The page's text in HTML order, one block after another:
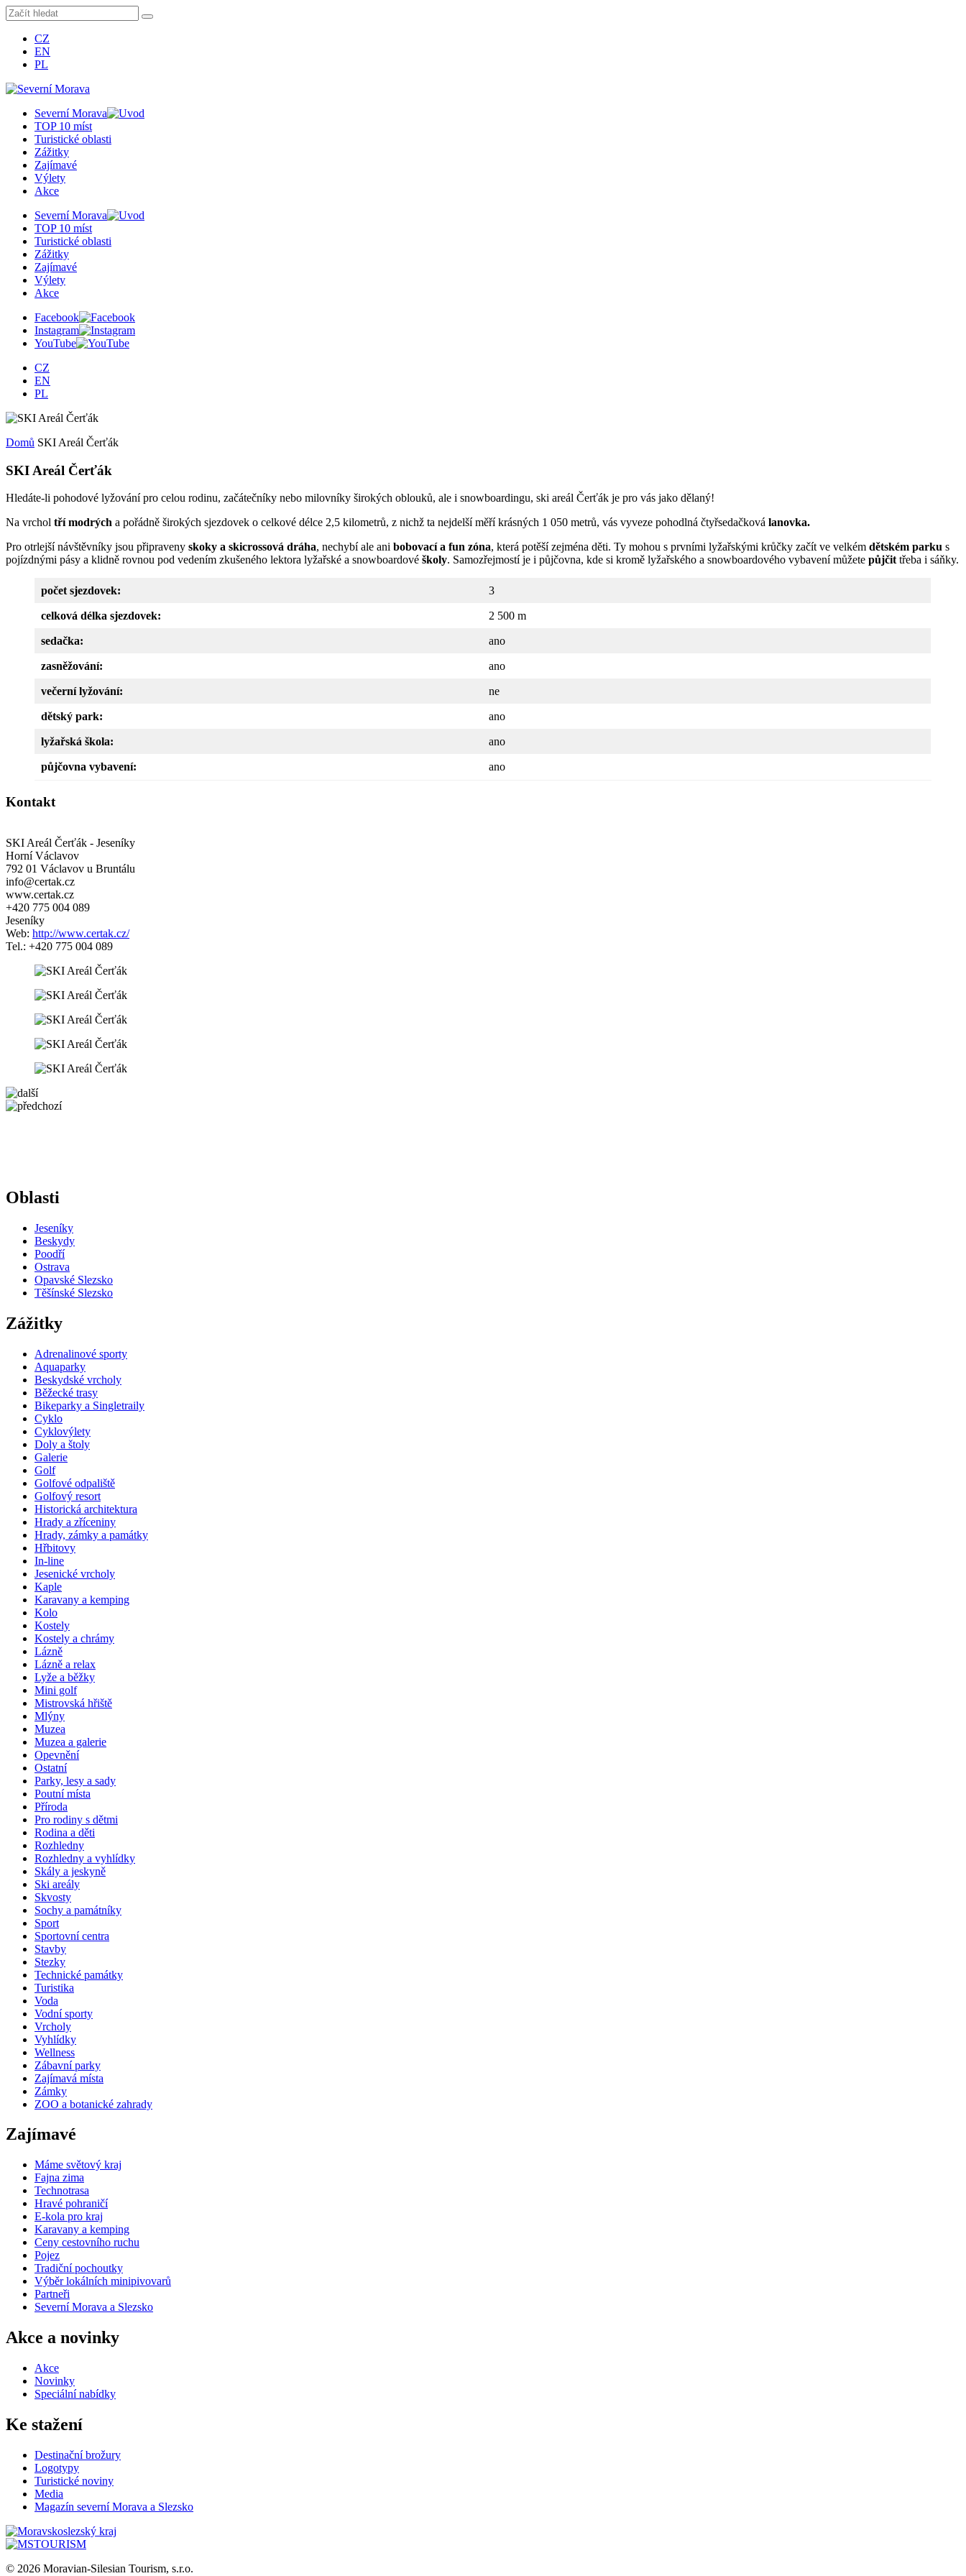
CZ
EN
PL
Severní Morava
TOP 10 míst
Turistické oblasti
Zážitky
Zajímavé
Výlety
Akce
Severní Morava
TOP 10 míst
Turistické oblasti
Zážitky
Zajímavé
Výlety
Akce
Facebook
Instagram
YouTube
CZ
EN
PL
Domů SKI Areál Čerťák
SKI Areál Čerťák
Hledáte-li pohodové lyžování pro celou rodinu, začátečníky nebo milovníky širokých oblouků, ale i snowboardingu, ski areál Čerťák je pro vás jako dělaný!
Na vrchol tří modrých a pořádně širokých sjezdovek o celkové délce 2,5 kilometrů, z nichž ta nejdelší měří krásných 1 050 metrů, vás vyveze pohodlná čtyřsedačková lanovka.
Pro otrlejší návštěvníky jsou připraveny skoky a skicrossová dráha, nechybí ale ani bobovací a fun zóna, která potěší zejména děti. Ty mohou s prvními lyžařskými krůčky začít ve velkém dětském parku s
pojízdnými pásy a klidně rovnou pod vedením zkušeného lektora lyžařské a snowboardové školy. Samozřejmostí je i půjčovna, kde si kromě lyžařského a snowboardového vybavení můžete půjčittřeba i sáňky.
počet sjezdovek: 3
celková délka sjezdovek: 2 500 m
sedačka: ano
zasněžování: ano
večerní lyžování: ne
dětský park: ano
lyžařská škola: ano
půjčovna vybavení: ano
Kontakt
SKI Areál Čerťák - Jeseníky
Horní Václavov
792 01 Václavov u Bruntálu
info@certak.cz
www.certak.cz
+420 775 004 089
Jeseníky
Web: http://www.certak.cz/
Tel.: +420 775 004 089
Oblasti
Jeseníky
Beskydy
Poodří
Ostrava
Opavské Slezsko
Těšínské Slezsko
Zážitky
Adrenalinové sporty
Aquaparky
Beskydské vrcholy
Běžecké trasy
Bikeparky a Singletraily
Cyklo
Cyklovýlety
Doly a štoly
Galerie
Golf
Golfové odpaliště
Golfový resort
Historická architektura
Hrady a zříceniny
Hrady, zámky a památky
Hřbitovy
In-line
Jesenické vrcholy
Kaple
Karavany a kemping
Kolo
Kostely
Kostely a chrámy
Lázně
Lázně a relax
Lyže a běžky
Mini golf
Mistrovská hřiště
Mlýny
Muzea
Muzea a galerie
Opevnění
Ostatní
Parky, lesy a sady
Poutní místa
Příroda
Pro rodiny s dětmi
Rodina a děti
Rozhledny
Rozhledny a vyhlídky
Skály a jeskyně
Ski areály
Skvosty
Sochy a památníky
Sport
Sportovní centra
Stavby
Stezky
Technické památky
Turistika
Voda
Vodní sporty
Vrcholy
Vyhlídky
Wellness
Zábavní parky
Zajímavá místa
Zámky
ZOO a botanické zahrady
Zajímavé
Máme světový kraj
Fajna zima
Technotrasa
Hravé pohraničí
E-kola pro kraj
Karavany a kemping
Ceny cestovního ruchu
Pojez
Tradiční pochoutky
Výběr lokálních minipivovarů
Partneři
Severní Morava a Slezsko
Akce a novinky
Akce
Novinky
Speciální nabídky
Ke stažení
Destinační brožury
Logotypy
Turistické noviny
Media
Magazín severní Morava a Slezsko
© 2026 Moravian-Silesian Tourism, s.r.o.